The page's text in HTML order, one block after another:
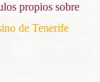
propios sobre
de Tenerife